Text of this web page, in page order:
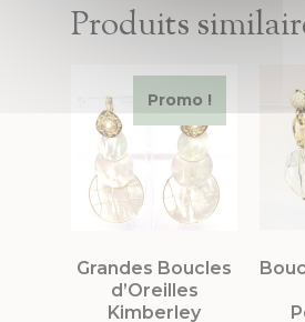
Produits
Promo !
Grandes Boucles
d’Oreilles
Kimberley